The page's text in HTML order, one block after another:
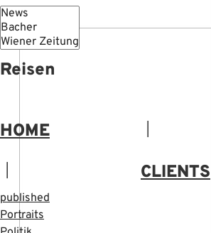
Reisen
HOME
CLIENTS
published
Portraits